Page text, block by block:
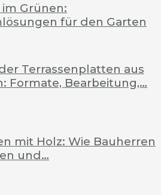
Grünen:
für den Garten
Terrassenplatten aus
Formate, Bearbeitung,…
mit Holz: Wie Bauherren
und…